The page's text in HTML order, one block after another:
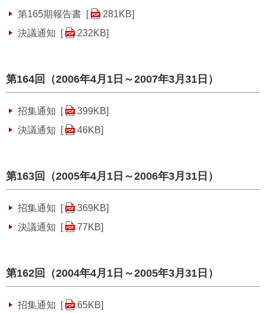
第165期報告書 [
281KB]
決議通知 [
232KB]
第164回（2006年4月1日～2007年3月31日）
招集通知 [ 399KB]
決議通知 [
46KB]
第163回（2005年4月1日～2006年3月31日）
招集通知 [ 369KB]
決議通知 [
77KB]
第162回（2004年4月1日～2005年3月31日）
招集通知 [ 65KB]